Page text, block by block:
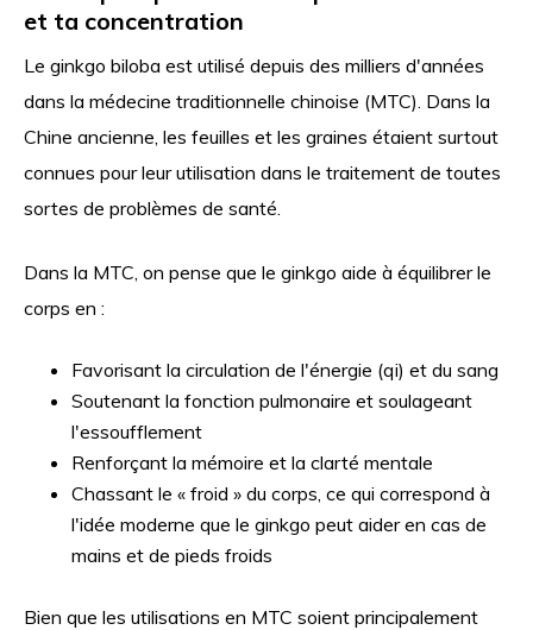
et ta concentration
Le ginkgo biloba est utilisé depuis des milliers d'années
dans la médecine traditionnelle chinoise (MTC). Dans la
Chine ancienne, les feuilles et les graines étaient surtout
connues pour leur utilisation dans le traitement de toutes
sortes de problèmes de santé.
Dans la MTC, on pense que le ginkgo aide à équilibrer le
corps en :
Favorisant la circulation de l'énergie (qi) et du sang
Soutenant la fonction pulmonaire et soulageant
l'essoufflement
Renforçant la mémoire et la clarté mentale
Chassant le « froid » du corps, ce qui correspond à
l'idée moderne que le ginkgo peut aider en cas de
mains et de pieds froids
Bien que les utilisations en MTC soient principalement